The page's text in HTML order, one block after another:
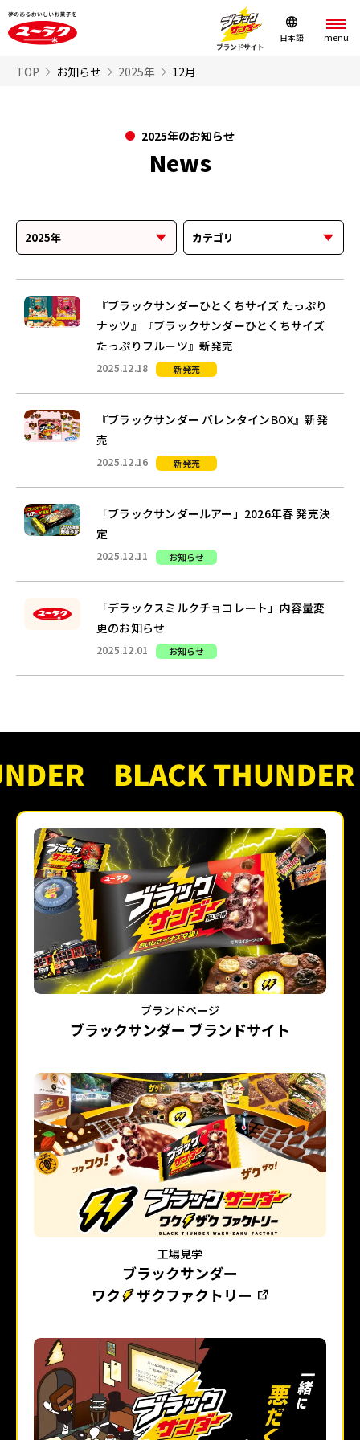
日本語
TOP お知らせ 2025年 12月
2025年のお知らせ
News
『ブラックサンダーひとくちサイズ たっぷり
ナッツ』『ブラックサンダーひとくちサイズ
たっぷりフルーツ』新発売
2025.12.18 新発売
『ブラックサンダー バレンタインBOX』新発
売
2025.12.16 新発売
「ブラックサンダールアー」2026年春 発売決
定
2025.12.11 お知らせ
「デラックスミルクチョコレート」内容量変
更のお知らせ
2025.12.01 お知らせ
ブランドページ
ブラックサンダー ブランドサイト
工場見学
ブラックサンダー
ワク
ザクファクトリー